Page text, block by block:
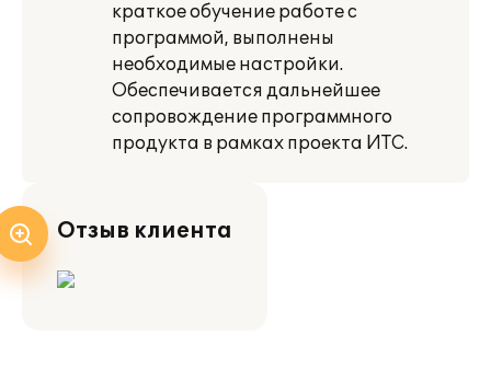
краткое обучение работе с
программой, выполнены
необходимые настройки.
Обеспечивается дальнейшее
сопровождение программного
продукта в рамках проекта ИТС.
Отзыв клиента